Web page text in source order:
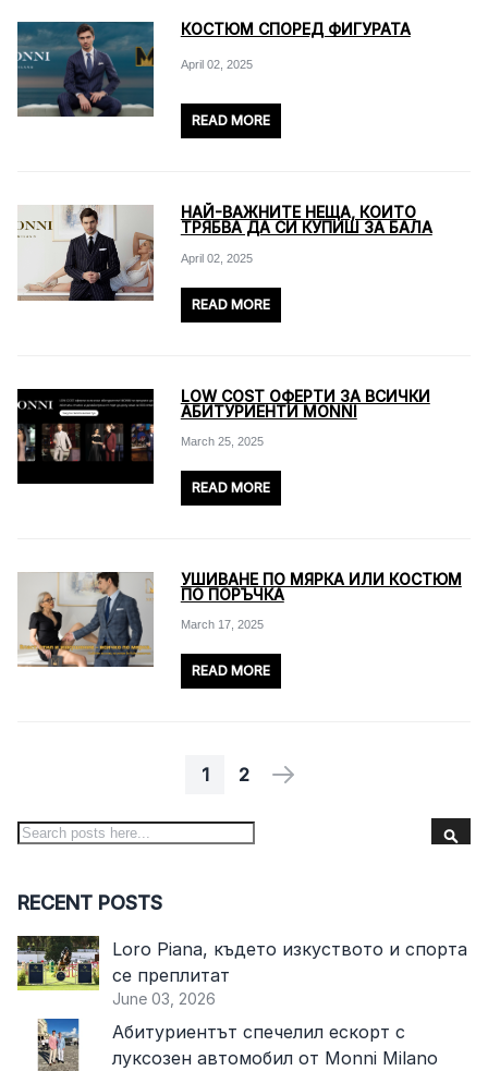
КОСТЮМ СПОРЕД ФИГУРАТА
April 02, 2025
READ MORE
НАЙ-ВАЖНИТЕ НЕЩА, КОИТО
ТРЯБВА ДА СИ КУПИШ ЗА БАЛА
April 02, 2025
READ MORE
LOW COST ОФЕРТИ ЗА ВСИЧКИ
АБИТУРИЕНТИ MONNI
March 25, 2025
READ MORE
УШИВАНЕ ПО МЯРКА ИЛИ КОСТЮМ
ПО ПОРЪЧКА
March 17, 2025
READ MORE
PAGEYOU'RE CURRENTLY READING
1
PAGE
2
PAGE
NEXT
Search
RECENT POSTS
Loro Piana, където изкуството и спорта
се преплитат
June 03, 2026
Абитуриентът спечелил ескорт с
луксозен автомобил от Monni Milano